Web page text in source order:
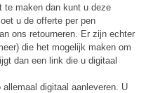
te maken dan kunt u deze
u de offerte per pen
ons retourneren. Er zijn echter
die het mogelijk maken om
dan een link die u digitaal
digitaal aanleveren. U